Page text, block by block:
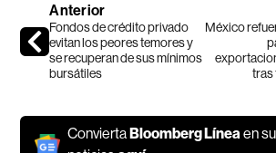
Anterior
Fondos de crédito privado
evitan los peores temores y
se recuperan de sus mínimos
bursátiles
México
tras
ConviertaBloomberg Línea en